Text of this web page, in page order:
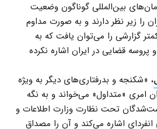
بین‌المللی گوناگون وضعیت
را زیر نظر دارند و به صورت مداوم
گزارشی را می‌توان یافت که به
قضایی در ایران اشاره نکرده
، «شکنجه و بدرفتاری‌های دیگر به ویژه
امری «متداول» می‌خواند و به نگه
تحت نظارت وزارت اطلاعات و
اشاره می‌کند و آن را مصداق